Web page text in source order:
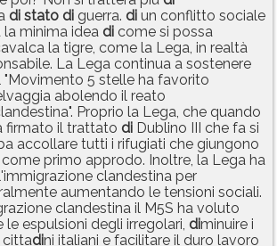
di stato di guerra. di un conflitto sociale
la minima idea di come si possa
la tigre, come la Lega, in realtà
La Lega continua a sostenere
5 stelle ha favorito
abolendo il reato
Proprio la Lega, che quando
firmato il trattato di Dublino III che fa si
accollare tutti i rifugiati che giungono
primo approdo. Inoltre, la Lega ha
clandestina per
aumentando le tensioni sociali.
clandestina il M5S ha voluto
le espulsioni degli irregolari, diminuire i
cittadini italiani e facilitare il duro lavoro